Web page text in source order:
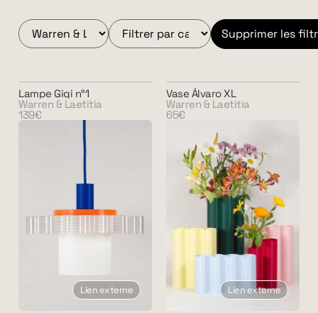
Supprimer les
Lampe Gigi n°1
Warren & Laetitia
139€
Lien externe
Vase Álvaro XL
Warren & Laetitia
65€
Lien externe